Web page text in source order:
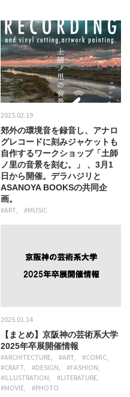
2025.02.19
郊外の環境音を録音し、アナロ
グレコードに刻みジャケットも
自作するワークショップ「土師
ノ里の音景を刻む。」 、3月1
日から開催。デラハジリと
ASANOYA BOOKSの共同企
画。
#ART #MUSIC
2025.01.14
【まとめ】京阪神の芸術系大学
2025年卒展開催情報
#ARCHITECTURE #ART
#COMIC
#CRAFT
#DESIGN
#FASHION
#ILLUSTRATION
#LITERATURE
#MOVIE
#PHOTO